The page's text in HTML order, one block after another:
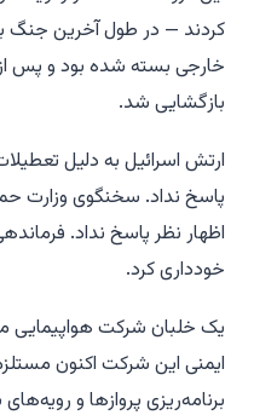
کردند — در طول آخرین جنگ
خارجی بسته شده بود و پس
بازگشایی شد.
ارتش اسرائیل به دلیل
پاسخ نداد. سخنگوی وزارت
اظهار نظر پاسخ نداد.
خودداری کرد.
یک خلبان شرکت هواپیمایی
ایمنی این شرکت اکنون
برنامه‌ریزی پروازها و